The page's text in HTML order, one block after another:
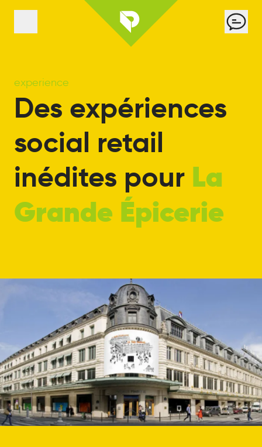
experience
Des expériences
social retail
inédites pour La
Grande Épicerie
Panneau de gestion des cookies